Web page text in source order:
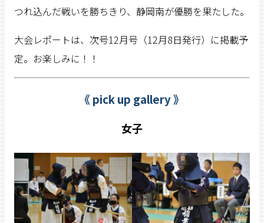
つれ込んだ戦いを勝ちきり、静岡南が優勝を果たした。
大会レポートは、次号12月号（12月8日発行）に掲載予
定。お楽しみに！！
《 pick up gallery 》
女子